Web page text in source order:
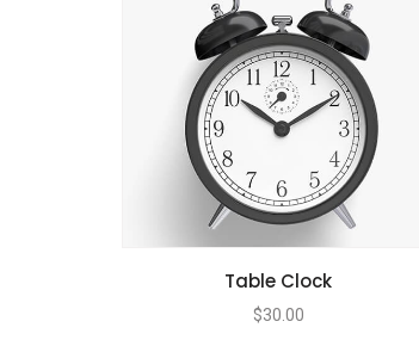
Table Clock
$30.00